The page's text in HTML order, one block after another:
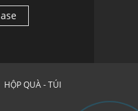
HỘP QUÀ - TÚI